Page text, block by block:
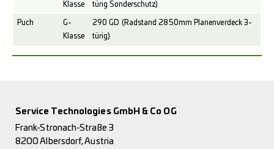
Klasse
türig Sonderschutz)
Puch
G-
Klasse
290 GD (Radstand 2850mm Planenverdeck 3-
türig)
Service Technologies GmbH & Co OG
Frank-Stronach-Straße 3
8200 Albersdorf, Austria